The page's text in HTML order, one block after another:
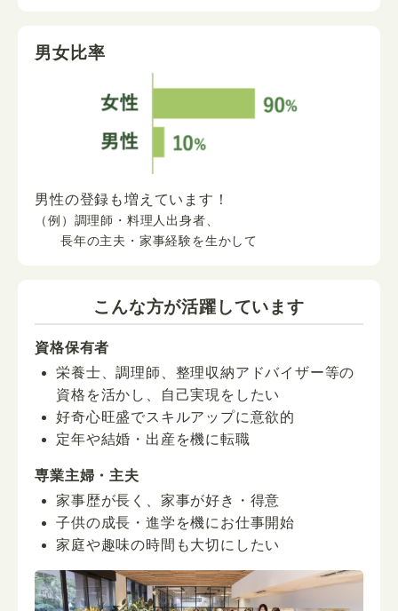
男女比率
男性の登録も増えています！
（例）調理師・料理人出身者、
長年の主夫・家事経験を生かして
こんな方が活躍しています
資格保有者
栄養士、調理師、整理収納アドバイザー等の
資格を活かし、自己実現をしたい
好奇心旺盛でスキルアップに意欲的
定年や結婚・出産を機に転職
専業主婦・主夫
家事歴が長く、家事が好き・得意
子供の成長・進学を機にお仕事開始
家庭や趣味の時間も大切にしたい